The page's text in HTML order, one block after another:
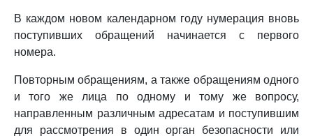
В каждом новом календарном году нумерация вновь
поступивших обращений начинается с первого
номера.
Повторным обращениям, а также обращениям одного
и того же лица по одному и тому же вопросу,
направленным различным адресатам и поступившим
для рассмотрения в один орган безопасности или